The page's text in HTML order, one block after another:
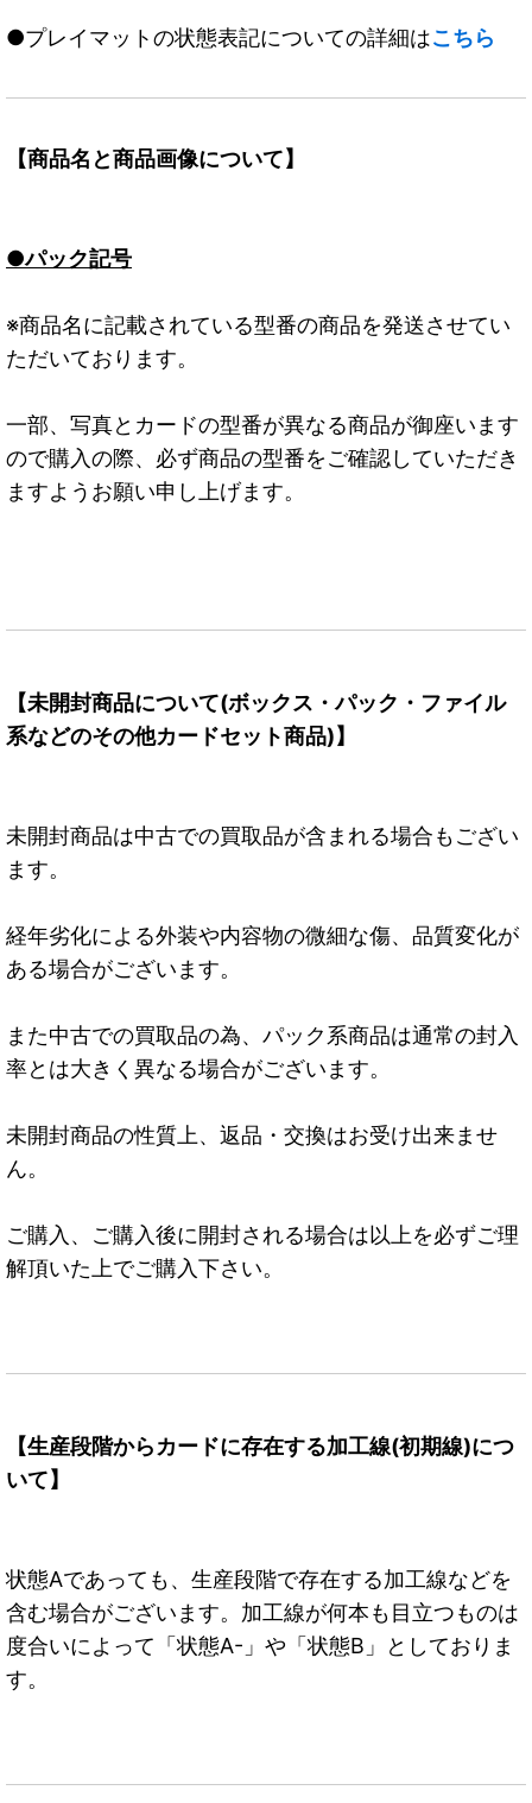
●プレイマットの状態表記についての詳細はこちら
【商品名と商品画像について】
●パック記号
※商品名に記載されている型番の商品を発送させてい
ただいております。
一部、写真とカードの型番が異なる商品が御座います
ので購入の際、必ず商品の型番をご確認していただき
ますようお願い申し上げます。
【未開封商品について(ボックス・パック・ファイル
系などのその他カードセット商品)】
未開封商品は中古での買取品が含まれる場合もござい
ます。
経年劣化による外装や内容物の微細な傷、品質変化が
ある場合がございます。
また中古での買取品の為、パック系商品は通常の封入
率とは大きく異なる場合がございます。
未開封商品の性質上、返品・交換はお受け出来ませ
ん。
ご購入、ご購入後に開封される場合は以上を必ずご理
解頂いた上でご購入下さい。
【生産段階からカードに存在する加工線(初期線)につ
いて】
状態Aであっても、生産段階で存在する加工線などを
含む場合がございます。加工線が何本も目立つものは
度合いによって「状態A-」や「状態B」としておりま
す。